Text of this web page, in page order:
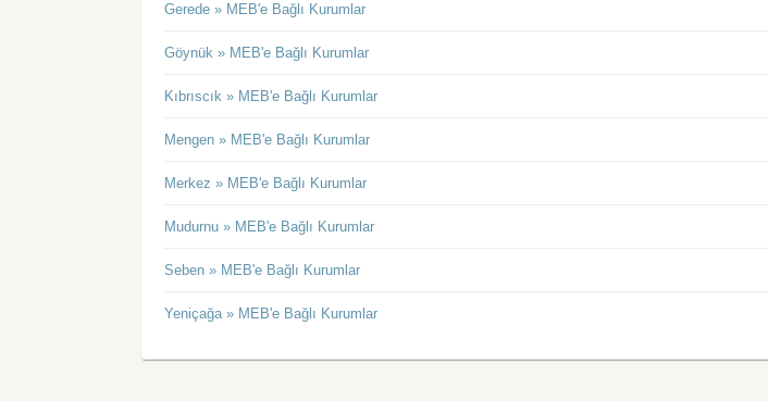
Gerede » MEB'e Bağlı Kurumlar
Göynük » MEB'e Bağlı Kurumlar
Kıbrıscık » MEB'e Bağlı Kurumlar
Mengen » MEB'e Bağlı Kurumlar
Merkez » MEB'e Bağlı Kurumlar
Mudurnu » MEB'e Bağlı Kurumlar
Seben » MEB'e Bağlı Kurumlar
Yeniçağa » MEB'e Bağlı Kurumlar